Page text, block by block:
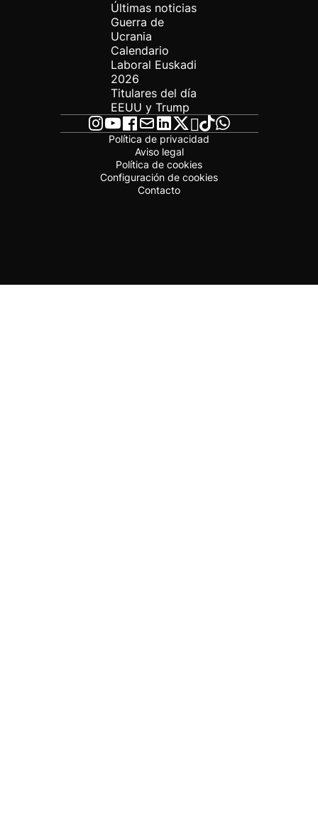
Últimas noticias
Guerra de
Ucrania
Calendario
Laboral Euskadi
2026
Titulares del día
EEUU y Trump
Política de privacidad
Aviso legal
Política de cookies
Configuración de cookies
Contacto